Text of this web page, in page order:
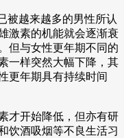
被越来越多的男性所认
激素的机能就会逐渐衰
但与女性更年期不同的
一样突然大幅下降，其
更年期具有持续时间
才开始降低，但亦有研
饮酒吸烟等不良生活习